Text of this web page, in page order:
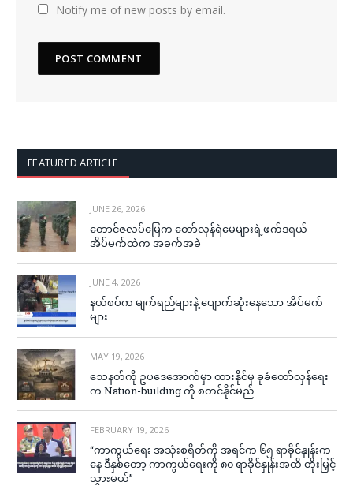
Notify me of new posts by email.
FEATURED ARTICLE
JUNE 26, 2026
တောင်ဇလပ်မြေက တော်လှန်ရဲမေများရဲ့ဖက်ဒရယ်
အိပ်မက်ထဲက အခက်အခဲ
JUNE 4, 2026
နယ်စပ်က မျက်ရည်များနဲ့ ပျောက်ဆုံးနေသော အိပ်မက်
များ
MAY 19, 2026
သေနတ်ကို ဥပဒေအောက်မှာ ထားနိုင်မှ ခုခံတော်လှန်ရေး
က Nation-building ကို စတင်နိုင်မည်
FEBRUARY 19, 2026
“ကာကွယ်ရေး အသုံးစရိတ်ကို အရင်က ၆၅ ရာခိုင်နှုန်းက
နေ ဒီနှစ်တော့ ကာကွယ်ရေးကို ၈၀ ရာခိုင်နှုန်းအထိ တိုးမြှင့်
သွားမယ်”